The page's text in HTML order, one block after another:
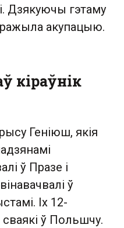
Дзякуючы гэтаму
акупацыю.
кіраўнік
Геніюш, якія
ў Празе і
ў
Іх 12-
сваякі ў Польшчу.